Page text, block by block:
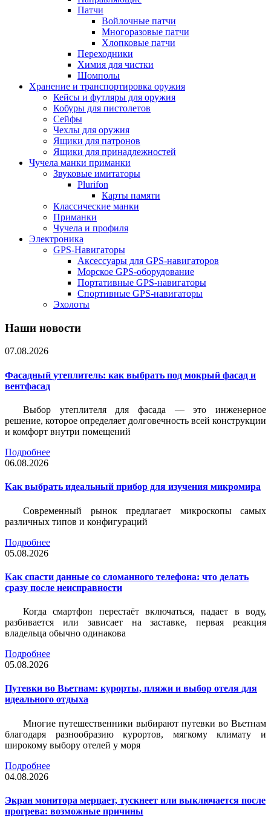
Патчи
Войлочные патчи
Многоразовые патчи
Хлопковые патчи
Переходники
Химия для чистки
Шомполы
Хранение и транспортировка оружия
Кейсы и футляры для оружия
Кобуры для пистолетов
Сейфы
Чехлы для оружия
Ящики для патронов
Ящики для принадлежностей
Чучела манки приманки
Звуковые имитаторы
Plurifon
Карты памяти
Классические манки
Приманки
Чучела и профиля
Электроника
GPS-Навигаторы
Аксессуары для GPS-навигаторов
Морское GPS-оборудование
Портативные GPS-навигаторы
Спортивные GPS-навигаторы
Эхолоты
Наши новости
07.08.2026
Фасадный утеплитель: как выбрать под мокрый фасад и
вентфасад
Выбор утеплителя для фасада — это инженерное
решение, которое определяет долговечность всей конструкции
и комфорт внутри помещений
Подробнее
06.08.2026
Как выбрать идеальный прибор для изучения микромира
Современный рынок предлагает микроскопы самых
различных типов и конфигураций
Подробнее
05.08.2026
Как спасти данные со сломанного телефона: что делать
сразу после неисправности
Когда смартфон перестаёт включаться, падает в воду,
разбивается или зависает на заставке, первая реакция
владельца обычно одинакова
Подробнее
05.08.2026
Путевки во Вьетнам: курорты, пляжи и выбор отеля для
идеального отдыха
Многие путешественники выбирают путевки во Вьетнам
благодаря разнообразию курортов, мягкому климату и
широкому выбору отелей у моря
Подробнее
04.08.2026
Экран монитора мерцает, тускнеет или выключается после
прогрева: возможные причины